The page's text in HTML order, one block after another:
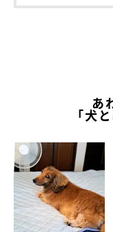
あ
「犬